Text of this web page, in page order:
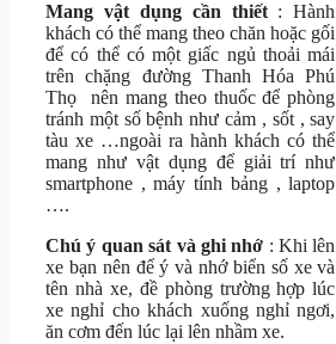
Mang vật dụng cần thiết: Hành
khách có thể mang theo chăn hoặc gối
để có thể có một giấc ngủ thoải mái
trên chặng đường Thanh Hóa Phú
Thọ nên mang theo thuốc để phòng
tránh một số bệnh như cảm , sốt , say
tàu xe …ngoài ra hành khách có thể
mang như vật dụng để giải trí như
smartphone , máy tính bảng , laptop
….
Chú ý quan sát và ghi nhớ : Khi lên
xe bạn nên để ý và nhớ biển số xe và
tên nhà xe, đề phòng trường hợp lúc
xe nghỉ cho khách xuống nghỉ ngơi,
ăn cơm đến lúc lại lên nhầm xe.